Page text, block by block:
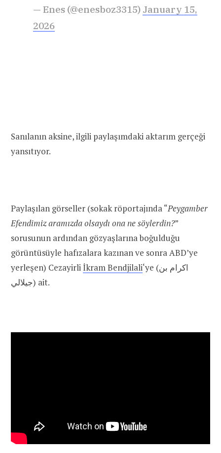
— Enes (@enesboz3315) January 15,
2026
Sanılanın aksine, ilgili paylaşımdaki aktarım gerçeği
yansıtıyor.
Paylaşılan görseller (sokak röportajında “Peygamber
Efendimiz aramızda olsaydı ona ne söylerdin?”
sorusunun ardından gözyaşlarına boğulduğu
görüntüsüyle hafızalara kazınan ve sonra ABD’ye
yerleşen) Cezayirli İkram Bendjilali‘ye (اكرام بن
جيلالي) ait.